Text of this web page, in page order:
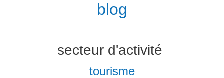
blog
secteur d'activité
tourisme